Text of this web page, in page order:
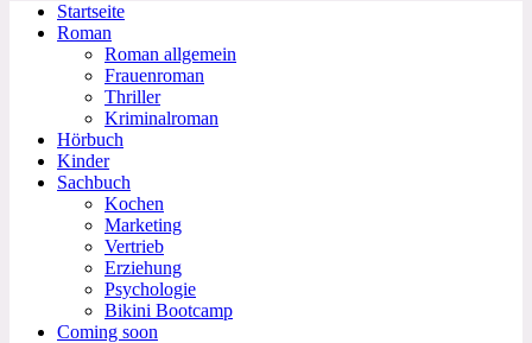
Startseite
Roman
Roman allgemein
Frauenroman
Thriller
Kriminalroman
Hörbuch
Kinder
Sachbuch
Kochen
Marketing
Vertrieb
Erziehung
Psychologie
Bikini Bootcamp
Coming soon